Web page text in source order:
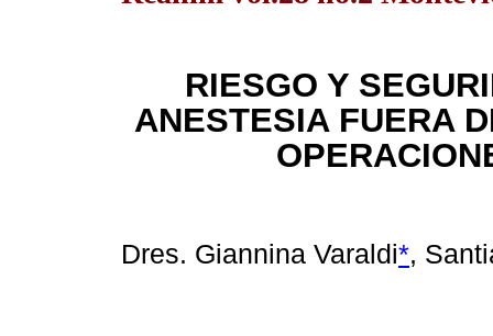
RIESGO Y
ANESTESIA FUERA
Dres. Giannina Varaldi*,